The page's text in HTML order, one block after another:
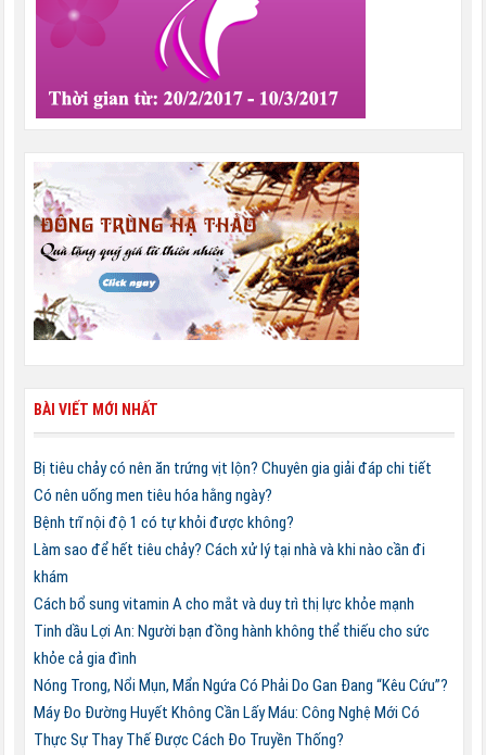
BÀI VIẾT MỚI NHẤT
Bị tiêu chảy có nên ăn trứng vịt lộn? Chuyên gia giải đáp chi tiết
Có nên uống men tiêu hóa hằng ngày?
Bệnh trĩ nội độ 1 có tự khỏi được không?
Làm sao để hết tiêu chảy? Cách xử lý tại nhà và khi nào cần đi
khám
Cách bổ sung vitamin A cho mắt và duy trì thị lực khỏe mạnh
Tinh dầu Lợi An: Người bạn đồng hành không thể thiếu cho sức
khỏe cả gia đình
Nóng Trong, Nổi Mụn, Mẩn Ngứa Có Phải Do Gan Đang “Kêu Cứu”?
Máy Đo Đường Huyết Không Cần Lấy Máu: Công Nghệ Mới Có
Thực Sự Thay Thế Được Cách Đo Truyền Thống?